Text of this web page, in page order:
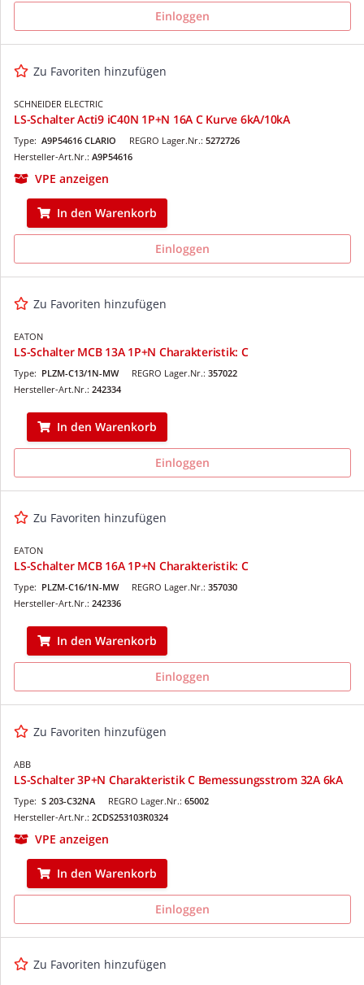
Einloggen
Zu Favoriten hinzufügen
SCHNEIDER ELECTRIC
LS-Schalter Acti9 iC40N 1P+N 16A C Kurve 6kA/10kA
REGRO Lager.Nr.: 5272726
Type: A9P54616 CLARIO
Hersteller-Art.Nr.: A9P54616
VPE anzeigen
In den Warenkorb
Einloggen
Zu Favoriten hinzufügen
EATON
LS-Schalter MCB 13A 1P+N Charakteristik: C
REGRO Lager.Nr.: 357022
Type: PLZM-C13/1N-MW
Hersteller-Art.Nr.: 242334
In den Warenkorb
Einloggen
Zu Favoriten hinzufügen
EATON
LS-Schalter MCB 16A 1P+N Charakteristik: C
REGRO Lager.Nr.: 357030
Type: PLZM-C16/1N-MW
Hersteller-Art.Nr.: 242336
In den Warenkorb
Einloggen
Zu Favoriten hinzufügen
ABB
LS-Schalter 3P+N Charakteristik C Bemessungsstrom 32A 6kA
REGRO Lager.Nr.: 65002
Type: S 203-C32NA
Hersteller-Art.Nr.: 2CDS253103R0324
VPE anzeigen
In den Warenkorb
Einloggen
Zu Favoriten hinzufügen